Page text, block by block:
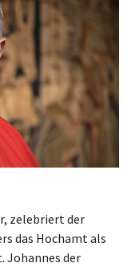
zelebriert der
das Hochamt als
Johannes der